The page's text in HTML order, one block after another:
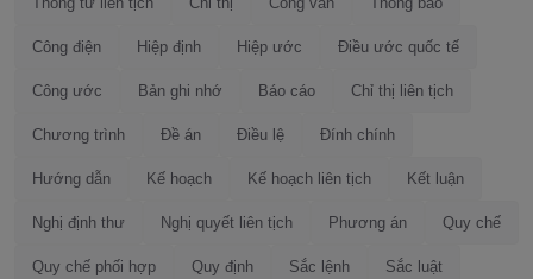
Công điện Hiệp định Hiệp ước Điều ước quốc tế
Công ước Bản ghi nhớ Báo cáo Chỉ thị liên tịch
Chương trình Đề án Điều lệ Đính chính
Hướng dẫn Kế hoạch Kế hoạch liên tịch Kết luận
Nghị định thư Nghị quyết liên tịch Phương án Quy chế
Quy chế phối hợp Quy định Sắc lệnh Sắc luật